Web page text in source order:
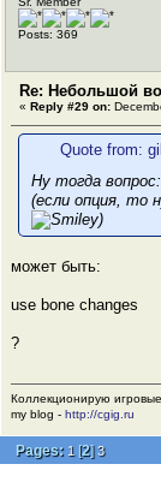
Posts: 369
Re: Небольшой
« Reply #29 on:
Quote from:
Ну тогда
(если опция, то
)
может быть:
use bone changes
?
Коллекционирую
my blog - http://cgig.ru
Pages: 1 [2]3